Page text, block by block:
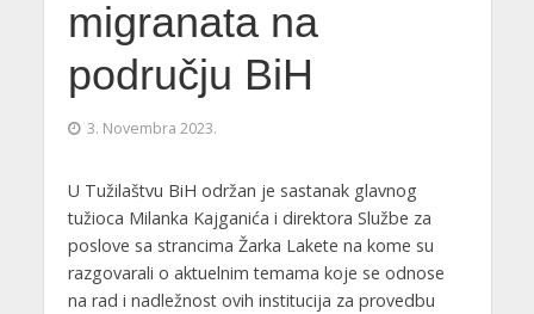
migranata na
području BiH
3. Novembra 2023.
U Tužilaštvu BiH održan je sastanak glavnog
tužioca Milanka Kajganića i direktora Službe za
poslove sa strancima Žarka Lakete na kome su
razgovarali o aktuelnim temama koje se odnose
na rad i nadležnost ovih institucija za provedbu